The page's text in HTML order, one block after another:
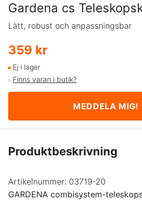
Gardena cs
Lätt, robust och anpassningsbar
359 kr
Ej i lager
Finns varan i butik?
MEDDELA MIG!
Produktbeskrivning
Artikelnummer: 03719-20
GARDENA combisystem-